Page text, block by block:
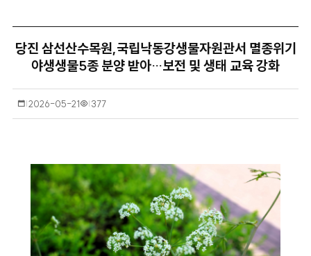
당진 삼선산수목원,국립낙동강생물자원관서 멸종위기
야생생물5종 분양 받아…보전 및 생태 교육 강화
작
2026-05-21
조
377